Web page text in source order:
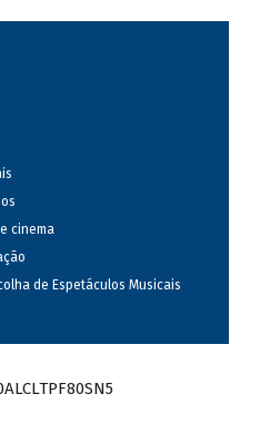
cinema
de Espetáculos Musicais